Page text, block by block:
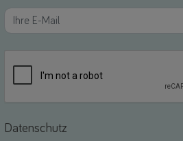
Datenschutz